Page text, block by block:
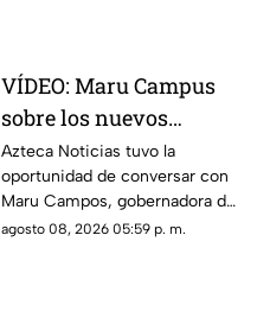
VÍDEO: Maru Campus
sobre los nuevos
lineamientos y señala
que son un riesgo para
la libertad de expresión
Azteca Noticias tuvo la
oportunidad de conversar con
Maru Campos, gobernadora de
Chihuahua, quien habló sobre
agosto 08, 2026 05:59 p. m.